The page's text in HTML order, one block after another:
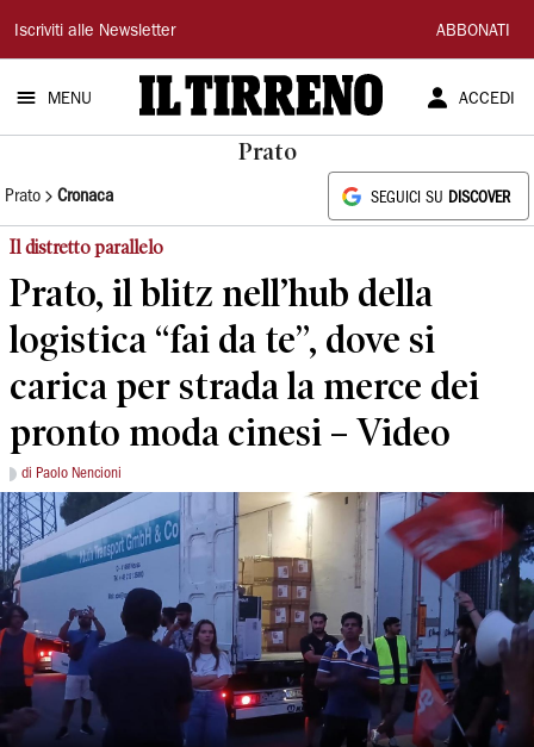
Il
Tirreno
Iscriviti alle Newsletter ABBONATI
MENU ACCEDI
Prato
Prato Cronaca SEGUICI SU DISCOVER
Il distretto parallelo
Prato, il blitz nell’hub della
logistica “fai da te”, dove si
carica per strada la merce dei
pronto moda cinesi – Video
di Paolo Nencioni